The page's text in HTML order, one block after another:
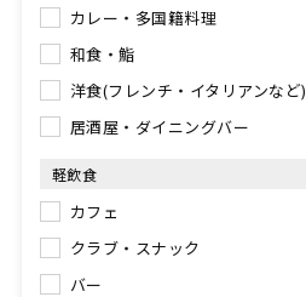
カレー・多国籍料理
和食・鮨
洋食(フレンチ・イタリアンなど)
居酒屋・ダイニングバー
軽飲食
カフェ
クラブ・スナック
バー